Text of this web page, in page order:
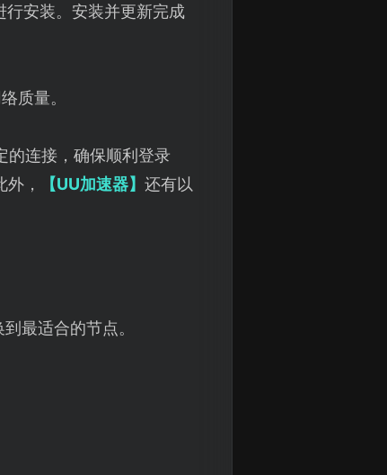
安装。安装并更新完成
质量。
的连接，确保顺利登录
，
【UU加速器】 还有以
最适合的节点。